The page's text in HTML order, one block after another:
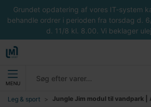
Grundet opdatering af vores IT-system
behandle ordrer i perioden fra torsdag d.
d. 11/8 kl. 8.00. Vi beklager
MENU
Leg & sport Jungle Jim modul til vandpark |